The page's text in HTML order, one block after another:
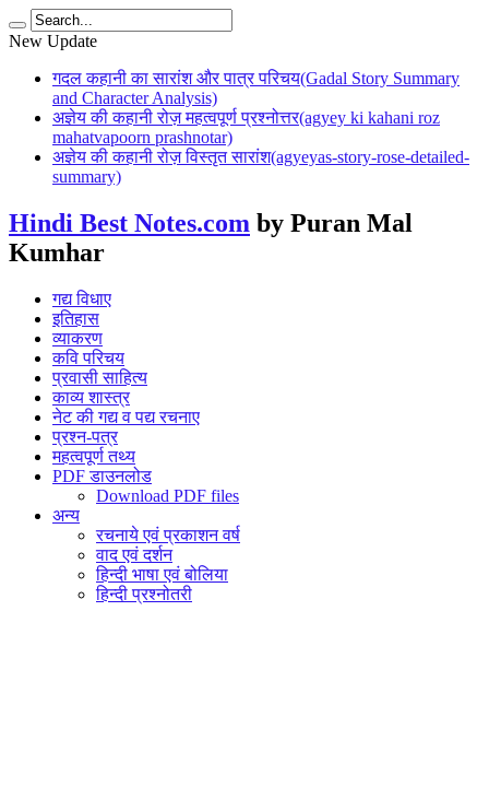
New Update
गदल कहानी का सारांश और पात्र परिचय(Gadal Story Summary
and Character Analysis)
अज्ञेय की कहानी रोज़ महत्वपूर्ण प्रश्नोत्तर(agyey ki kahani roz
mahatvapoorn prashnotar)
अज्ञेय की कहानी रोज़ विस्तृत सारांश(agyeyas-story-rose-detailed-
summary)
Hindi Best Notes.com by Puran Mal
Kumhar
गद्य विधाए
इतिहास
व्याकरण
कवि परिचय
प्रवासी साहित्य
काव्य शास्त्र
नेट की गद्य व पद्य रचनाए
प्रश्न-पत्र
महत्वपूर्ण तथ्य
PDF डाउनलोड
Download PDF files
अन्य
रचनाये एवं प्रकाशन वर्ष
वाद एवं दर्शन
हिन्दी भाषा एवं बोलिया
हिन्दी प्रश्नोतरी